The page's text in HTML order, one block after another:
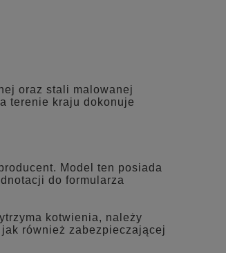
oraz stali malowanej
terenie kraju dokonuje
Model ten posiada
do formularza
kotwienia, należy
również zabezpieczającej